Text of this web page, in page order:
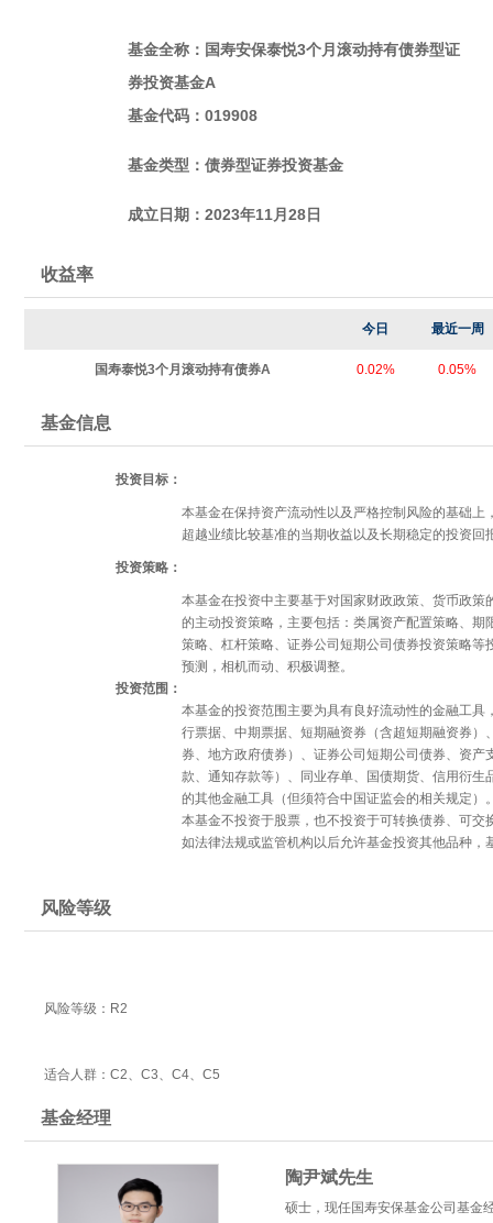
基金全称：国寿安保泰悦3个月滚动持有债券型证
券投资基金A
基金代码：019908
基金类型：债券型证券投资基金
成立日期：2023年11月28日
收益率
今日 最近一周
国寿泰悦3个月滚动持有债券A 0.02% 0.05%
基金信息
投资目标：
本基金在保持资产流动性以及严格控制风险的基础
超越业绩比较基准的当期收益以及长期稳定的投资回
投资策略：
本基金在投资中主要基于对国家财政政策、货币政
的主动投资策略，主要包括：类属资产配置策略、
策略、杠杆策略、证券公司短期公司债券投资策略
预测，相机而动、积极调整。
投资范围：
本基金的投资范围主要为具有良好流动性的金融工
行票据、中期票据、短期融资券（含超短期融资券
券、地方政府债券）、证券公司短期公司债券、资
款、通知存款等）、同业存单、国债期货、信用衍
的其他金融工具（但须符合中国证监会的相关规定）
本基金不投资于股票，也不投资于可转换债券、可交
如法律法规或监管机构以后允许基金投资其他品种
风险等级
风险等级：R2
适合人群：C2、C3、C4、C5
基金经理
陶尹斌先生
硕士，现任国寿安保基金公司基金